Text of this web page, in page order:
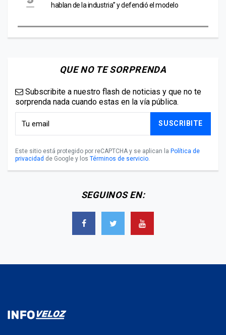
hablan de la industria” y defendió el modelo
QUE NO TE SORPRENDA
Subscribite a nuestro flash de noticias y que no te
sorprenda nada cuando estas en la vía pública.
SUSCRIBITE
Este sitio está protegido por reCAPTCHA y se aplican la Política de
privacidad de Google y los Términos de servicio.
SEGUINOS EN: